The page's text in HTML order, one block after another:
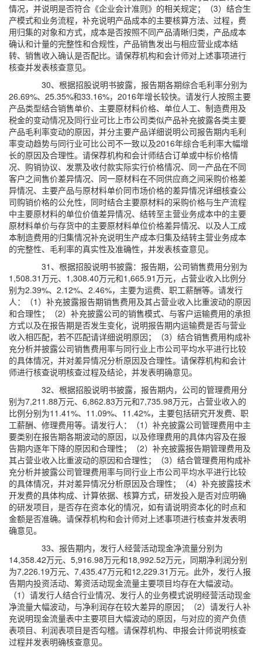
情况，并说明是否符合《企业会计准则》的相关规定；（3）结合生
产模式和业务流程，补充说明产品成本的主要核算方法、过程，费
用归集的对象和方式，成本是否按照不同产品清晰归类，产品成本
确认和计量的完整性和合规性，产品销售发出与相应营业成本结
转、销售收入确认是否配比。请保荐机构和会计师对上述事项进行
核查并发表核查意见。
30、根据招股说明书披露，报告期各期综合毛利率分别为
26.69%、25.35%和33.16%，2016年增长较快。请发行人按照主要
产品类型结合销售单价、主要原材料价格、单位人工、制造费用及
税金的变动情况及同行业可比上市公司类似产品补充披露各类主要
产品毛利率变动的原因，并分主要产品详细说明公司报告期内毛利
率变动趋势与同行业可比公司不一致以及2016年综合毛利率大幅增
长的原因及合理性。请保荐机构和会计师结合订单或中标价格情
况、购销协议、发票及收付款实际实行价格情况、同一产品在不同
客户之间售价差异情况、同一原材料在不同供应商之间采购价格差
异情况、主要产品与原材料单价同市场价格的差异情况详细核查公
司购销价格的公允性，同时结合主要原材料的采购价格与生产流程
中主要原材料的单位价值差异情况、结转至主营业务成本中的主要
原材料单价与存货中的主要原材料单位价格差异情况、以及人工成
本制造费用的归集情况补充说明生产成本归集及结转主营业务成本
的完整性、毛利率的真实性及准确性，并发表核查意见。
31、根据招股说明书披露：报告期，公司销售费用分别为
1,508.31万元、1,308.40万元和1,665.91万元，占营业收入比例分
别为2.39%、2.12%、2.46%，主要为运费、职工薪酬等。请发行
人：（1）补充披露报告期销售费用及其占营业收入比重波动的原因
和合理性；（2）补充披露公司的销售模式、与客户运输费用的承担
方式以及在报告期是否发生变化，说明报告期内运输费是否与营业
收入相匹配，若不匹配请详细说明原因；（3）结合销售费用构成补
充分析并披露公司销售费用率与同行业上市公司平均水平进行比较
的具体情况，并对差异情况分析原因及合理性。请保荐机构和会计
师进行核查说明核查过程及结论，并发表明确意见。
32、根据招股说明书披露，报告期内，公司的管理费用分
别为7,211.88万元、6,862.83万元和7,735.98万元，占营业收入的
比例分别为11.41%、11.09%、11.42%，主要包括研究开发费、职
工薪酬、修理费用等。请发行人：（1）补充披露公司管理费用中主
要类别在报告期各期波动的原因，以及修理费用的具体内容及在报
告期内逐年下降的原因和合理性；（2）补充披露报告期管理费用及
其占营业收入比重波动的原因和合理性；（3）结合管理费用构成补
充分析并披露公司管理费用率与同行业上市公司平均水平进行比较
的具体情况，并对差异情况分析原因及合理性；（4）补充披露技术
开发费的具体构成、计算依据、核算方式，研发投入是否对应明确
的研发项目，是否存在资本化的情况，如有请说明资本化的时点和
金额是否准确。请保荐机构和会计师对上述事项进行核查并发表明
确意见。
33、报告期内，发行人经营活动现金净流量分别为
14,358.42万元、5,916.98万元和18,992.52万元，同期净利润分别
为7,226.19万元、7,435.47万元和12,229.31万元。此外，发行人报
告期内投资活动、筹资活动现金流量主要项目均存在大幅波动。
（1）请发行人结合行业情况、发行人的业务模式说明经营活动现金
净流量大幅波动，与净利润存在较大差异的原因；（2）请发行人补
充说明现金流量表中主要项目大幅波动的原因，与对应的资产负债
表项目、利润表项目是否勾稽。请保荐机构、申报会计师说明核查
过程并发表明确核查意见。